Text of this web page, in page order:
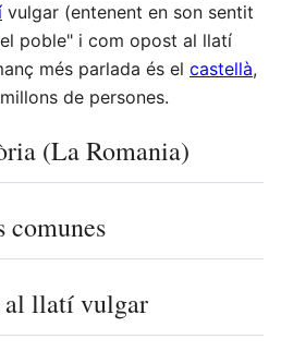
vulgar (entenent en son sentit
poble" i com opost al llatí
més parlada és el castellà,
de persones.
(La Romania)
comunes
llatí vulgar